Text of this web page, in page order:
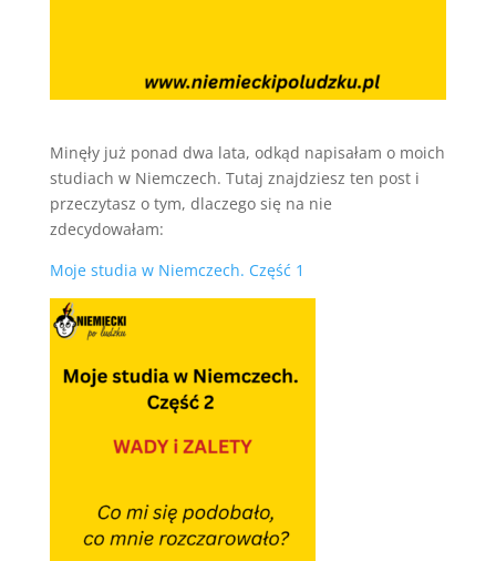
Minęły już ponad dwa lata, odkąd napisałam o moich
studiach w Niemczech. Tutaj znajdziesz ten post i
przeczytasz o tym, dlaczego się na nie
zdecydowałam:
Moje studia w Niemczech. Część 1